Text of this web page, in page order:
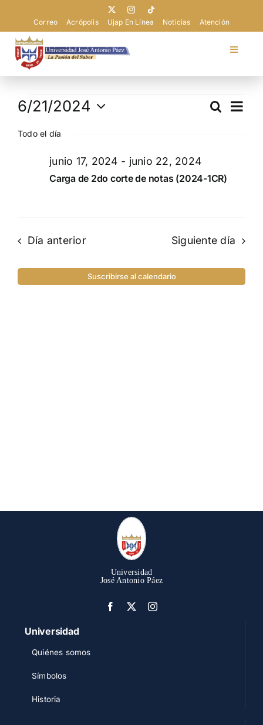
contenido
Correo Acrópolis Ujap En Línea Noticias Atención
Toggle
Pregrado
Extensión
Eventos
en
vistas
Buscar
Día
6/21/2024
la
fecha.
Todo el día
Carga de 2do corte de notas (2024-1CR)
junio 17, 2024 - junio 22, 2024
Día anterior Siguiente día
Suscribirse al calendario
Universidad
José Antonio Páez
Universidad
Quiénes somos
Símbolos
Historia